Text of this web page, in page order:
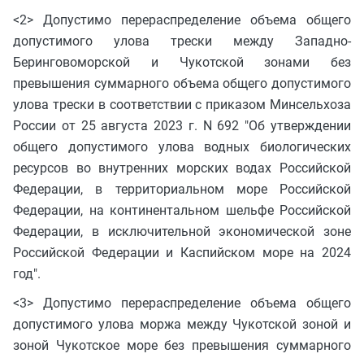
<2> Допустимо перераспределение объема общего
допустимого улова трески между Западно-
Беринговоморской и Чукотской зонами без
превышения суммарного объема общего допустимого
улова трески в соответствии с приказом Минсельхоза
России от 25 августа 2023 г. N 692 "Об утверждении
общего допустимого улова водных биологических
ресурсов во внутренних морских водах Российской
Федерации, в территориальном море Российской
Федерации, на континентальном шельфе Российской
Федерации, в исключительной экономической зоне
Российской Федерации и Каспийском море на 2024
год".
<3> Допустимо перераспределение объема общего
допустимого улова моржа между Чукотской зоной и
зоной Чукотское море без превышения суммарного